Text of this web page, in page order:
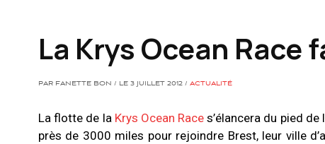
La Krys Ocean Race
PAR FANETTE BON / LE 3 JUILLET 2012 / ACTUALITÉ
La flotte de la Krys Ocean Race s’élancera du pied
près de 3000 miles pour rejoindre Brest, leur ville